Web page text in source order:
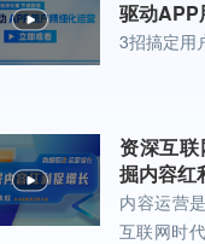
驱动APP
3招搞定用
资深互
掘内容红
内容运营
互联网时